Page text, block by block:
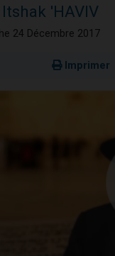
Itshak 'HAVIV
24 Décembre 2017
Imprimer